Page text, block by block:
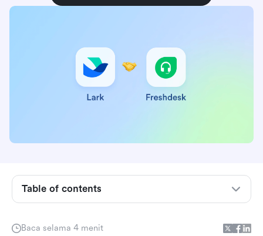
Baca selama 4 menit
Table of contents
Apa itu Freshdesk?